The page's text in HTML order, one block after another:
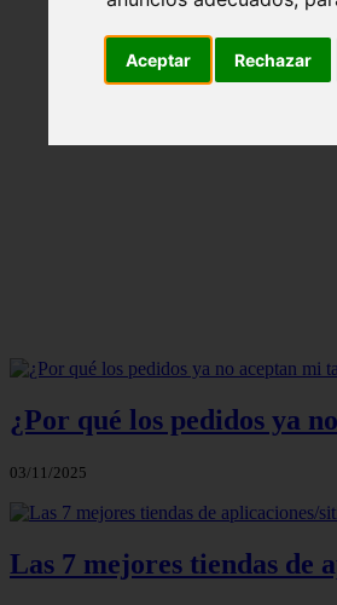
Aceptar Rechazar
¿Por qué los pedidos ya
03/11/2025
Las 7 mejores tiendas de